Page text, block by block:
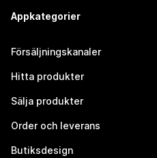
Appkategorier
Försäljningskanaler
Hitta produkter
Sälja produkter
Order och leverans
Butiksdesign